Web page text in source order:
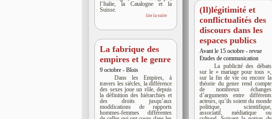
l’Italie, la Catalogne et la
Suisse.
lire la suite
La fabrique des
empires et le genre
9 octobre - Blois
Dans les Empires, à
travers les siècles, la différence
des sexes joue un rôle, depuis
la définition des hiérarchies et
des droits jusqu’aux
modifications de rapports
hommes-femmes différentes
(Il)légitimité et
conflictualités des
discours dans les
espaces publics
Avant le 15 octobre - revue
Etudes de communication
La publicité des débats
sur le « mariage pour tous »,
sur la fin de vie ou encore la
théorie du genre rend compte
de nombreux échanges
d’arguments entre différents
acteurs, qu’ils soient du monde
politique, scientifique,
associatif, médiatique ou